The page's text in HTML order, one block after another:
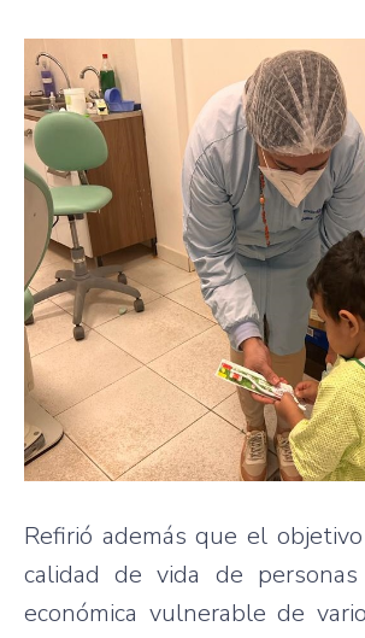
Refirió además que el
calidad de vida de
económica vulnerable de